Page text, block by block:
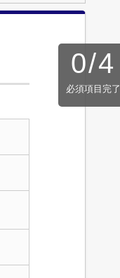
0/4
必須項目完了